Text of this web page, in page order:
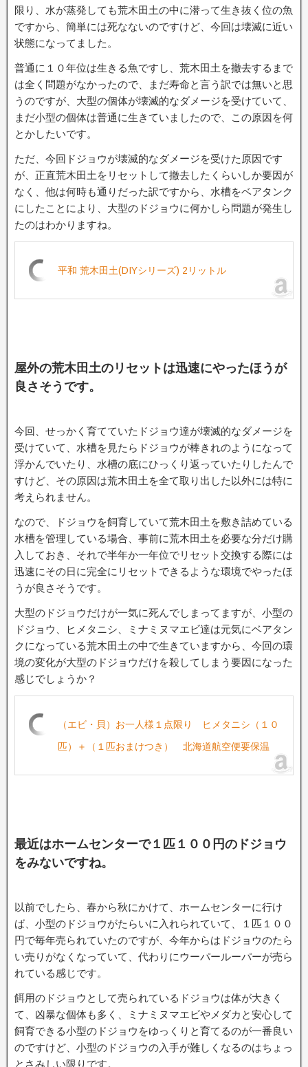
限り、水が蒸発しても荒木田土の中に潜って生き抜く位の魚
ですから、簡単には死なないのですけど、今回は壊滅に近い
状態になってました。
普通に１０年位は生きる魚ですし、荒木田土を撤去するまで
は全く問題がなかったので、まだ寿命と言う訳では無いと思
うのですが、大型の個体が壊滅的なダメージを受けていて、
まだ小型の個体は普通に生きていましたので、この原因を何
とかしたいです。
ただ、今回ドジョウが壊滅的なダメージを受けた原因です
が、正直荒木田土をリセットして撤去したくらいしか要因が
なく、他は何時も通りだった訳ですから、水槽をベアタンク
にしたことにより、大型のドジョウに何かしら問題が発生し
たのはわかりますね。
平和 荒木田土(DIYシリーズ) 2リットル
屋外の荒木田土のリセットは迅速にやったほうが
良さそうです。
今回、せっかく育てていたドジョウ達が壊滅的なダメージを
受けていて、水槽を見たらドジョウが棒きれのようになって
浮かんでいたり、水槽の底にひっくり返っていたりしたんで
すけど、その原因は荒木田土を全て取り出した以外には特に
考えられません。
なので、ドジョウを飼育していて荒木田土を敷き詰めている
水槽を管理している場合、事前に荒木田土を必要な分だけ購
入しておき、それで半年か一年位でリセット交換する際には
迅速にその日に完全にリセットできるような環境でやったほ
うが良さそうです。
大型のドジョウだけが一気に死んでしまってますが、小型の
ドジョウ、ヒメタニシ、ミナミヌマエビ達は元気にベアタン
クになっている荒木田土の中で生きていますから、今回の環
境の変化が大型のドジョウだけを殺してしまう要因になった
感じでしょうか？
（エビ・貝）お一人様１点限り ヒメタニシ（１０
匹）＋（１匹おまけつき） 北海道航空便要保温
最近はホームセンターで１匹１００円のドジョウ
をみないですね。
以前でしたら、春から秋にかけて、ホームセンターに行け
ば、小型のドジョウがたらいに入れられていて、１匹１００
円で毎年売られていたのですが、今年からはドジョウのたら
い売りがなくなっていて、代わりにウーパールーパーが売ら
れている感じです。
餌用のドジョウとして売られているドジョウは体が大きく
て、凶暴な個体も多く、ミナミヌマエビやメダカと安心して
飼育できる小型のドジョウをゆっくりと育てるのが一番良い
のですけど、小型のドジョウの入手が難しくなるのはちょっ
とさみしい限りです。